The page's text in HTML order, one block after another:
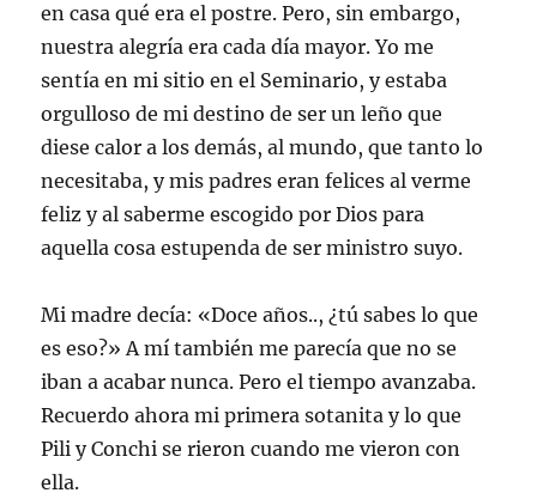
en casa qué era el postre. Pero, sin embargo,
nuestra alegría era cada día mayor. Yo me
sentía en mi sitio en el Seminario, y estaba
orgulloso de mi destino de ser un leño que
diese calor a los demás, al mundo, que tanto lo
necesitaba, y mis padres eran felices al verme
feliz y al saberme escogido por Dios para
aquella cosa estupenda de ser ministro suyo.
Mi madre decía: «Doce años.., ¿tú sabes lo que
es eso?» A mí también me parecía que no se
iban a acabar nunca. Pero el tiempo avanzaba.
Recuerdo ahora mi primera sotanita y lo que
Pili y Conchi se rieron cuando me vieron con
ella.